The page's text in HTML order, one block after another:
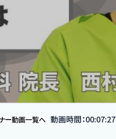
ー動画一覧へ 動画時間：00:07:27